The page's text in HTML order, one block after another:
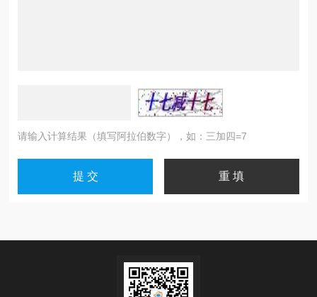
请输入计算结果（填写阿拉伯数字），如：三加四=7